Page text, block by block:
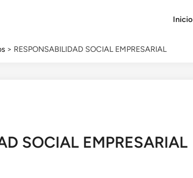
Inicio
> RESPONSABILIDAD SOCIAL EMPRESARIAL
SOCIAL EMPRESARIAL